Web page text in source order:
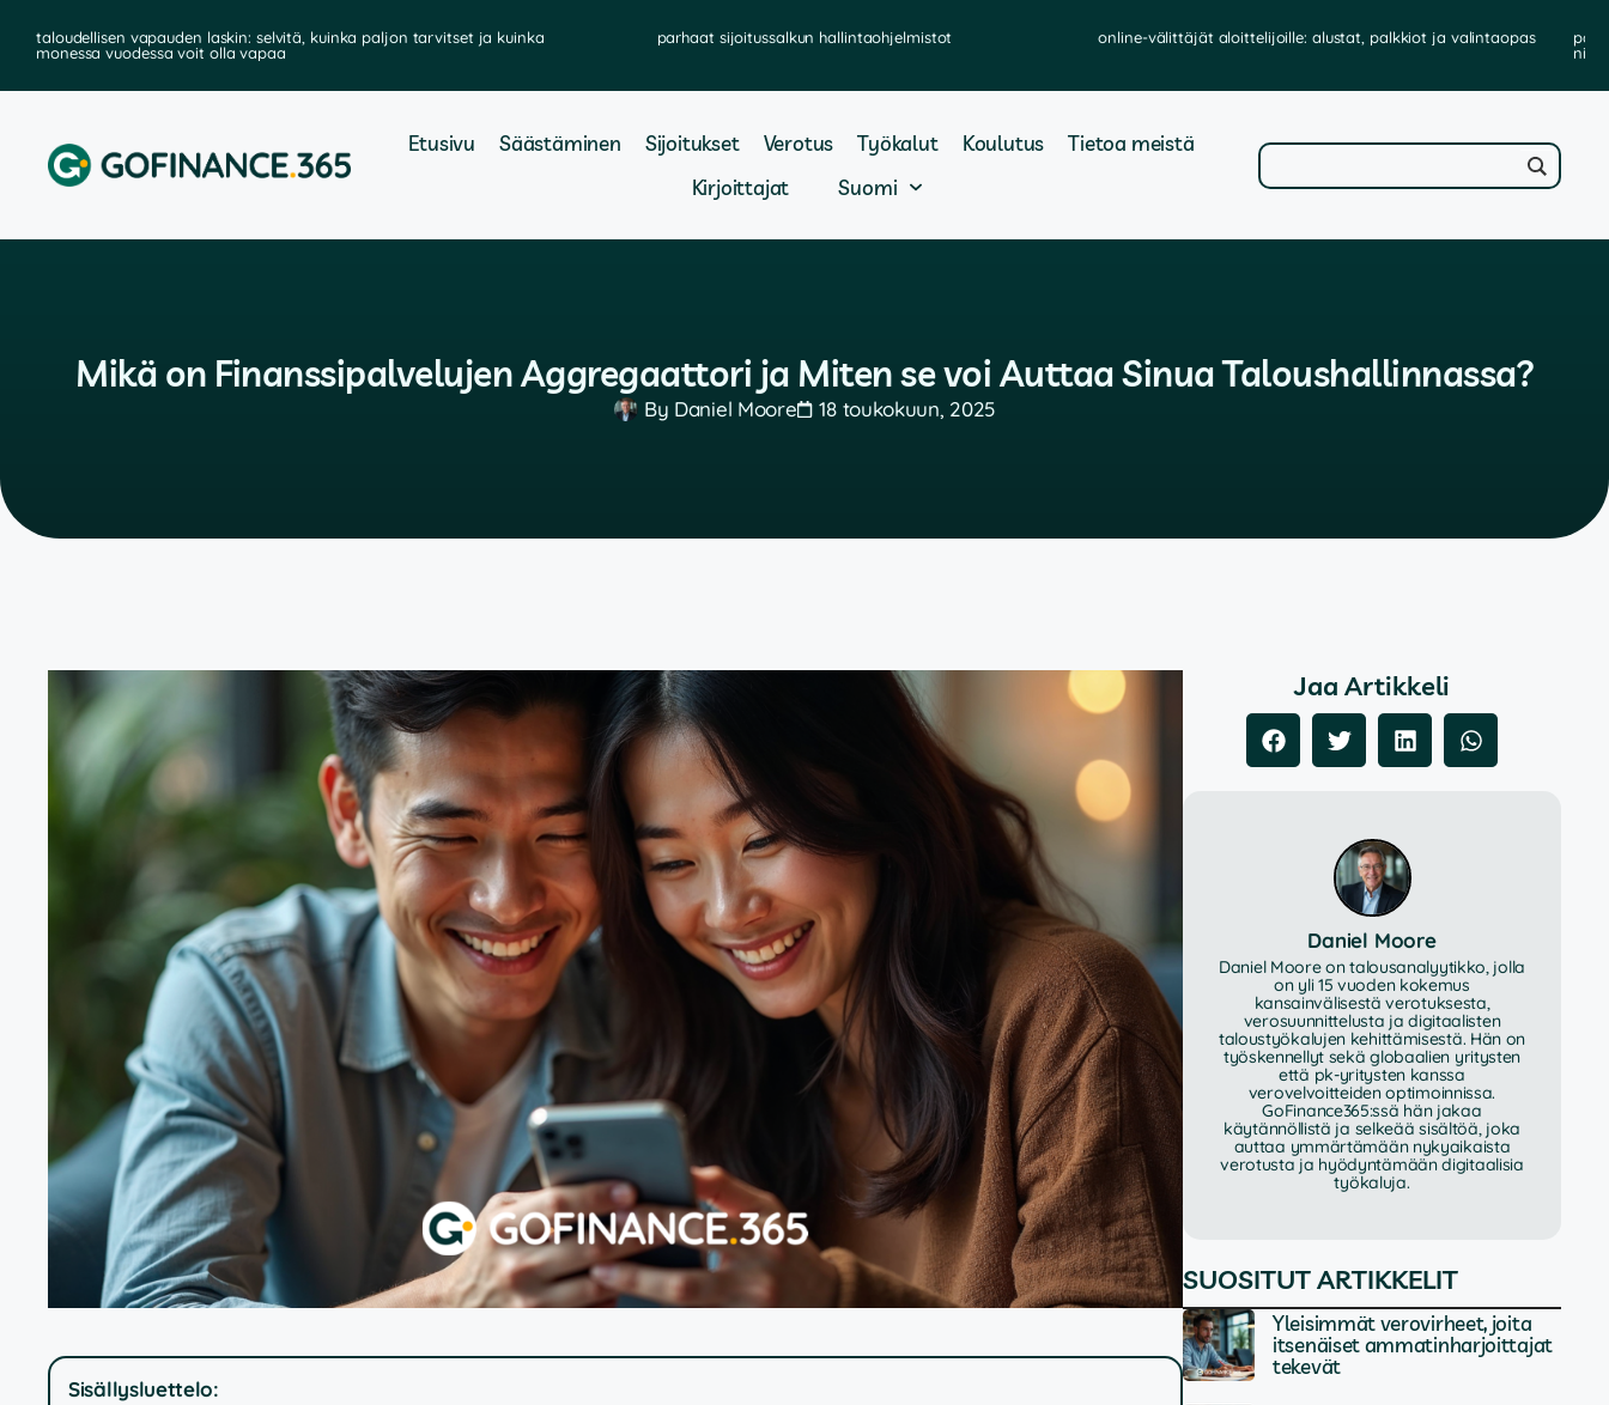
taloudellisen vapauden laskin: selvitä, kuinka paljon tarvitset ja kuinka
monessa vuodessa voit olla vapaa
parhaat sijoitussalkun hallintaohjelmistot online-välittäjät aloittelijoille: alustat, palkkiot ja valintaopas
niitä
Etusivu Säästäminen Sijoitukset Verotus Työkalut Koulutus
Tietoa meistä
Kirjoittajat
Suomi
Mikä on Finanssipalvelujen Aggregaattori ja Miten se voi Auttaa Sinua Taloushallinnassa?
By Daniel Moore 18 toukokuun, 2025
Sisällysluettelo:
Jaa Artikkeli
Daniel Moore
Daniel Moore on talousanalyytikko, jolla
on yli 15 vuoden kokemus
kansainvälisestä verotuksesta,
verosuunnittelusta ja digitaalisten
taloustyökalujen kehittämisestä. Hän on
työskennellyt sekä globaalien yritysten
että pk-yritysten kanssa
verovelvoitteiden optimoinnissa.
GoFinance365:ssä hän jakaa
käytännöllistä ja selkeää sisältöä, joka
auttaa ymmärtämään nykyaikaista
verotusta ja hyödyntämään digitaalisia
työkaluja.
SUOSITUT ARTIKKELIT
Yleisimmät verovirheet, joita
itsenäiset ammatinharjoittajat
tekevät